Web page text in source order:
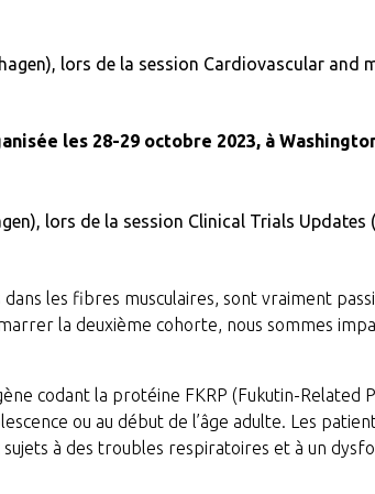
lors de la session Cardiovascular and
les 28-29 octobre 2023, à
lors de la session Clinical Trials Updates
les fibres musculaires, sont vraiment
la deuxième cohorte, nous sommes
codant la protéine FKRP (Fukutin-Related
ou au début de l’âge adulte. Les
à des troubles respiratoires et à un